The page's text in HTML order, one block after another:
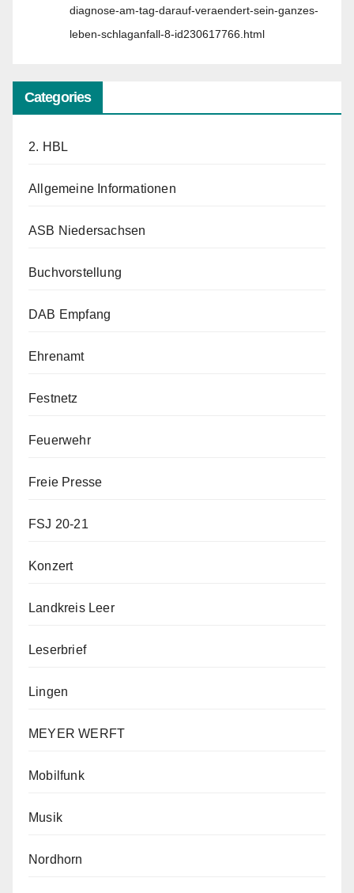
diagnose-am-tag-darauf-veraendert-sein-ganzes-
leben-schlaganfall-8-id230617766.html
Categories
2. HBL
Allgemeine Informationen
ASB Niedersachsen
Buchvorstellung
DAB Empfang
Ehrenamt
Festnetz
Feuerwehr
Freie Presse
FSJ 20-21
Konzert
Landkreis Leer
Leserbrief
Lingen
MEYER WERFT
Mobilfunk
Musik
Nordhorn